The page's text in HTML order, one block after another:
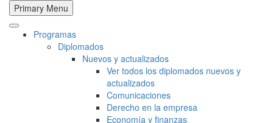
Primary Menu
Programas
Diplomados
Nuevos y actualizados
Ver todos los diplomados nuevos y
actualizados
Comunicaciones
Derecho en la empresa
Economía y finanzas